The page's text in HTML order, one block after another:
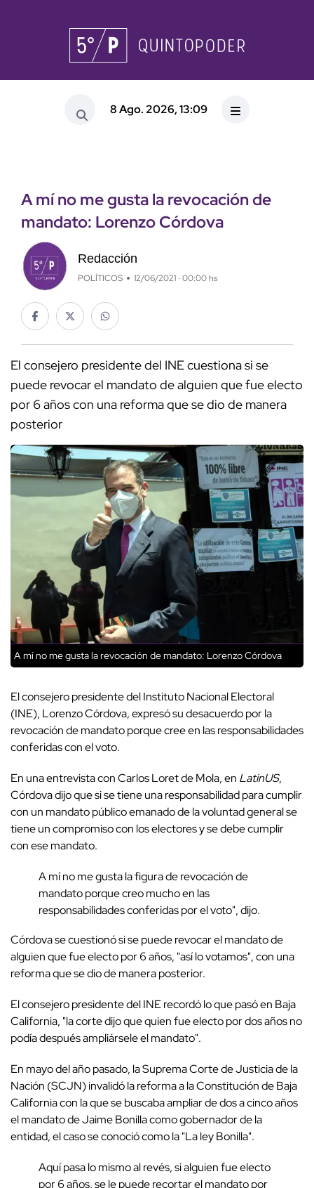
8 Ago. 2026, 13:09
A mí no me gusta la revocación de
mandato: Lorenzo Córdova
Redacción
POLÍTICOS 12/06/2021 · 00:00 hs
El consejero presidente del INE cuestiona si se
puede revocar el mandato de alguien que fue electo
por 6 años con una reforma que se dio de manera
posterior
A mí no me gusta la revocación de mandato: Lorenzo Córdova
El consejero presidente del Instituto Nacional Electoral
(INE), Lorenzo Córdova, expresó su desacuerdo por la
revocación de mandato porque cree en las responsabilidades
conferidas con el voto.
En una entrevista con Carlos Loret de Mola, en LatinUS,
Córdova dijo que si se tiene una responsabilidad para cumplir
con un mandato público emanado de la voluntad general se
tiene un compromiso con los electores y se debe cumplir
con ese mandato.
A mí no me gusta la figura de revocación de
mandato porque creo mucho en las
responsabilidades conferidas por el voto", dijo.
Córdova se cuestionó si se puede revocar el mandato de
alguien que fue electo por 6 años, "así lo votamos", con una
reforma que se dio de manera posterior.
El consejero presidente del INE recordó lo que pasó en Baja
California, "la corte dijo que quien fue electo por dos años no
podía después ampliársele el mandato".
En mayo del año pasado, la Suprema Corte de Justicia de la
Nación (SCJN) invalidó la reforma a la Constitución de Baja
California con la que se buscaba ampliar de dos a cinco años
el mandato de Jaime Bonilla como gobernador de la
entidad, el caso se conoció como la "La ley Bonilla".
Aquí pasa lo mismo al revés, si alguien fue electo
por 6 años, se le puede recortar el mandato por